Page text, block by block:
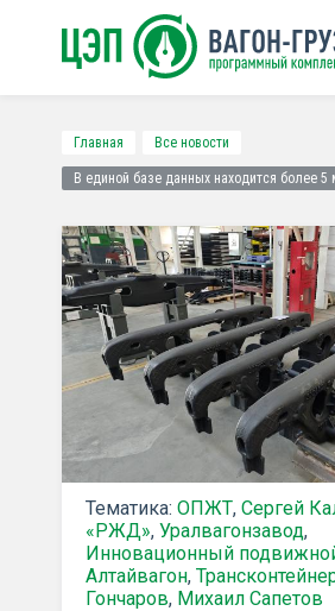
Главная Все новости
В единой базе данных находится более 5
Тематика: ОПЖТ, Сергей
«РЖД», Уралвагонзавод,
Инновационный
Алтайвагон,
Гончаров, Михаил Сапетов